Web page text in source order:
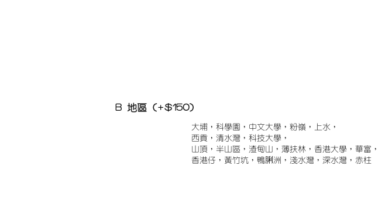
B 地區 (+$150)
大埔，科學園，中文大學，粉嶺，上水，
西貢，清水灣，科技大學，
山頂，半山區，渣甸山，薄扶林，香港大學，華富，
香港仔，黃竹坑，鴨脷洲，淺水灣，深水灣，赤柱